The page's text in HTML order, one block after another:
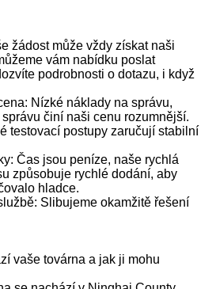
žádost může vždy získat naši
vám nabídku poslat
podrobnosti o dotazu, i když
Nízké náklady na správu,
činí naši cenu rozumnější.
testovací postupy zaručují stabilní
Čas jsou peníze, naše rychlá
způsobuje rychlé dodání, aby
hladce.
Slibujeme okamžitě řešení
vaše továrna a jak ji mohu